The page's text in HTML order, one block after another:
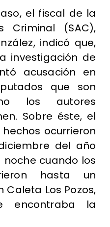
el fiscal de la
Criminal (SAC),
indicó que,
investigación de
acusación en
que son
los autores
Sobre éste, el
ocurrieron
del año
noche cuando los
hasta un
Los Pozos,
encontraba la